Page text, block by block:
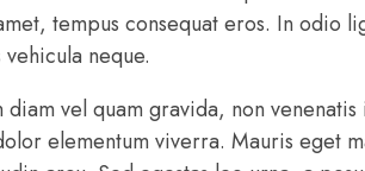
tempus consequat eros. In odio
neque.
vel quam gravida, non
elementum viverra. Mauris eget